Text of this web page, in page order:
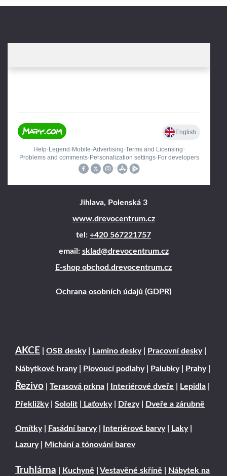
Jihlava, Polenská 3
www.drevocentrum.cz
tel: +420 567221757
email: sklad@drevocentrum.cz
E-shop obchod.drevocentrum.cz
Ochrana osobních údajů (GDPR)
AKCE OSB desky| Lamino desky| Pracovní desky|
Nábytkové hrany| Plovoucí podlahy| Palubky| Prahy|
Řezivo Terasová prkna Interiérové dveře Lepidla
Překližky| Sololit Laťovky| Dřezy| Dveře a zárubně
Omítky| Fasádní barvy| Interiérové barvy| Laky|
Lazury| Michání a tónování barev
Truhlárna Kuchyně Vestavěné skříně Nábytek na